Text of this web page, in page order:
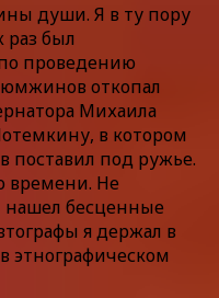
души. Я в ту пору
раз был
проведению
откопал
Михаила
в котором
поставил под ружье.
времени. Не
нашел бесценные
я держал в
этнографическом